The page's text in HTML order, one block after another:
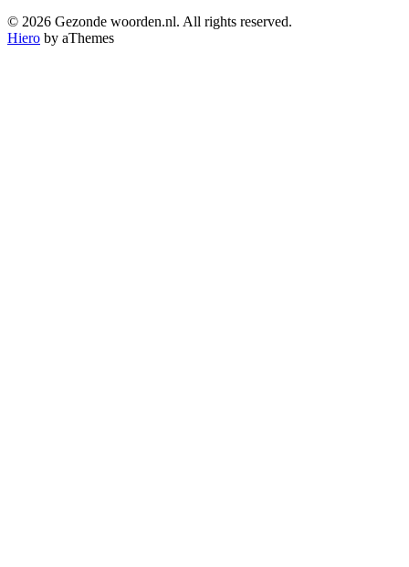
© 2026 Gezonde woorden.nl. All rights reserved.
Hiero by aThemes